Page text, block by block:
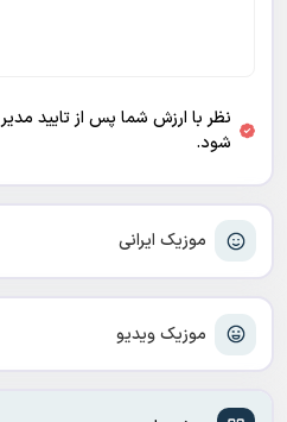
موزیک ایرانی
موزیک ویدیو
نظر با ارزش شما پس از تایید
شود.